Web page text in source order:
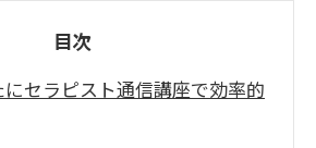
目次
セラピスト通信講座で効率的